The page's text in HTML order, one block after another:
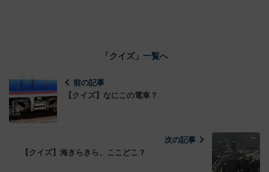
「クイズ」一覧へ
前の記事
【クイズ】なにこの電車？
次の記事
【クイズ】海きらきら、ここどこ？